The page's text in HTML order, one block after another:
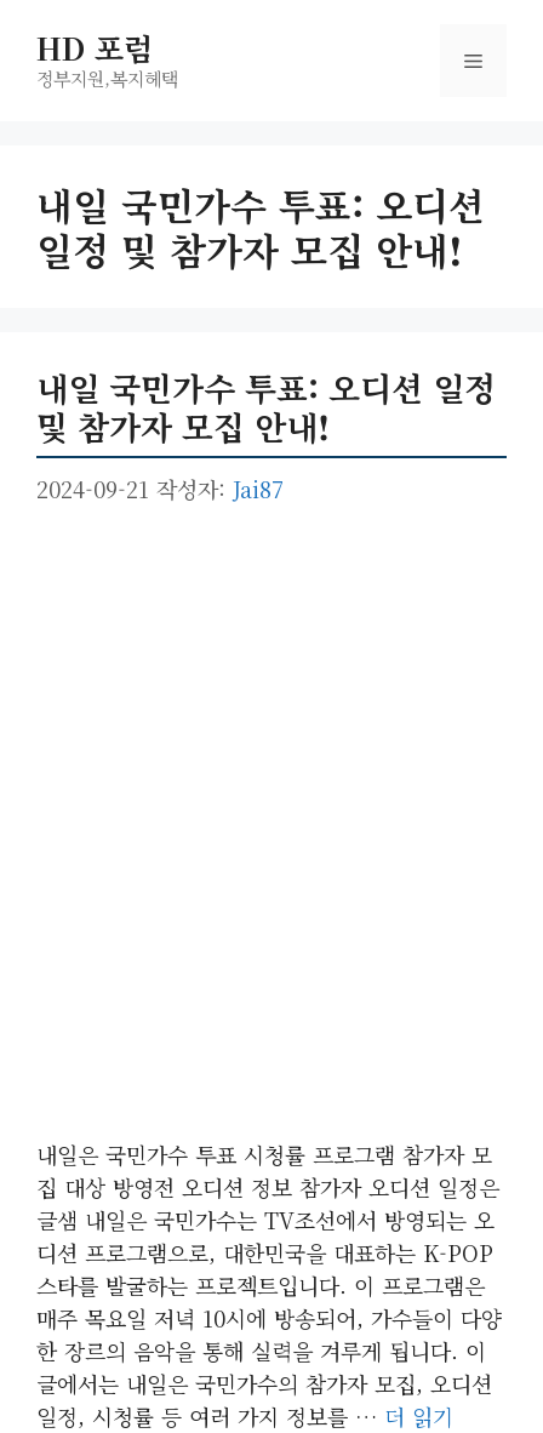
HD 포럼
정부지원,복지헤택
메
내일 국민가수 투표: 오디션
일정 및 참가자 모집 안내!
내일 국민가수 투표: 오디션 일정
및 참가자 모집 안내!
2024-09-21 작성자: Jai87
내일은 국민가수 투표 시청률 프로그램 참가자 모
집 대상 방영전 오디션 정보 참가자 오디션 일정은
글샘 내일은 국민가수는 TV조선에서 방영되는 오
디션 프로그램으로, 대한민국을 대표하는 K-POP
스타를 발굴하는 프로젝트입니다. 이 프로그램은
매주 목요일 저녁 10시에 방송되어, 가수들이 다양
한 장르의 음악을 통해 실력을 겨루게 됩니다. 이
글에서는 내일은 국민가수의 참가자 모집, 오디션
일정, 시청률 등 여러 가지 정보를 … 더 읽기